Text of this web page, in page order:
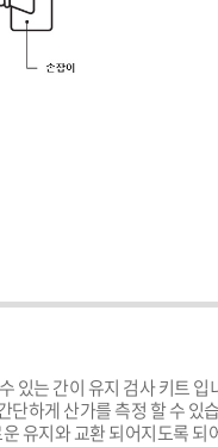
있는 간이 유지 검사 키트
단하게 산가를 측정 할 수 있
유지와 교환 되어지도록 되